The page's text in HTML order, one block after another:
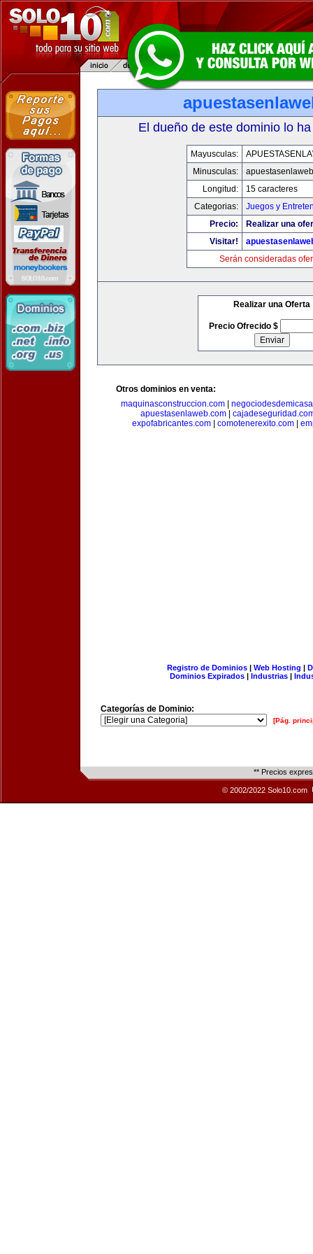
El dueño de este dominio lo
Mayusculas:
Minusculas:
Longitud:
15 caracteres
Categorias:
Juegos y
Precio:
Realizar una
Visitar!
Serán consideradas
Realizar una Oferta
Precio Ofrecido $
Otros dominios en venta:
maquinasconstruccion.com
apuestasenlaweb.com
expofabricantes.com| comotenerexito.com|
Registro de Dominios| Web Hosting |
Dominios Expirados | Industrias |
Categorías de Dominio:
[Pág.
** Precios
© 2002/2022 Solo10.com